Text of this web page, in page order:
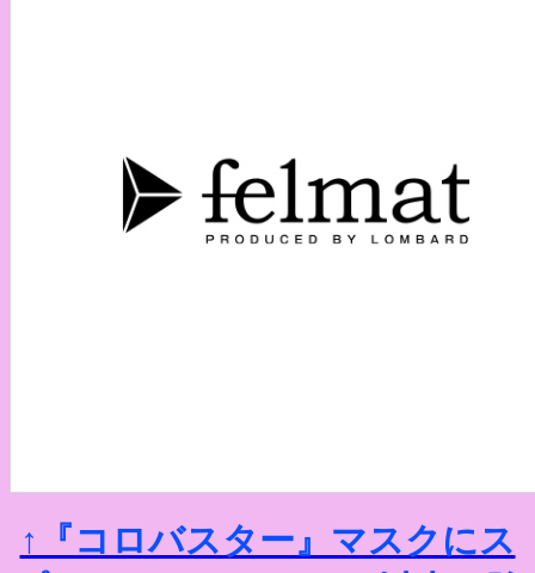
↑『コロバスター』マスクにス